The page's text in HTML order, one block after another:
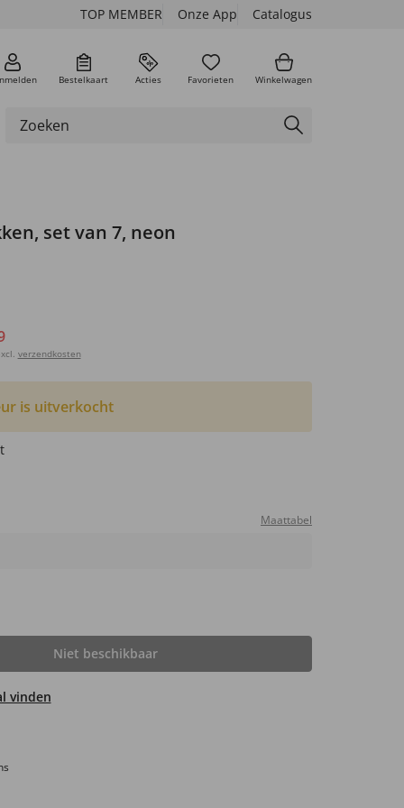
TOP MEMBER Onze App Catalogus
Bestelkaart Acties Favorieten Winkelwagen
set van 7, neon
verzendkosten
is uitverkocht
Maattabel
Niet beschikbaar
vinden